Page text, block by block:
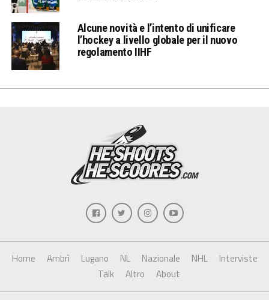
Alcune novità e l’intento di unificare
l’hockey a livello globale per il nuovo
regolamento IIHF
Home Ambrì Lugano NL Nazionale NHL
Interviste
Talk
Altro About